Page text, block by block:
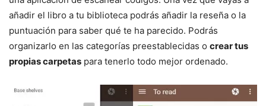
añadir el libro a tu biblioteca podrás añadir la reseña o la
puntuación para saber qué te ha parecido. Podrás
organizarlo en las categorías preestablecidas o crear tus
propias carpetas para tenerlo todo mejor ordenado.